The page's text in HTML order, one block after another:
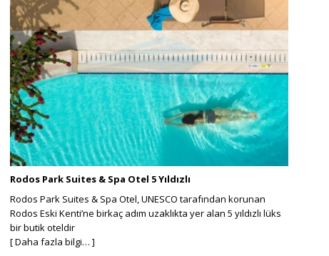
Rodos Park Suites & Spa Otel 5 Yıldızlı
Rodos Park Suites & Spa Otel, UNESCO tarafından korunan
Rodos Eski Kenti’ne birkaç adım uzaklıkta yer alan 5 yıldızlı lüks
bir butik oteldir
[ Daha fazla bilgi… ]